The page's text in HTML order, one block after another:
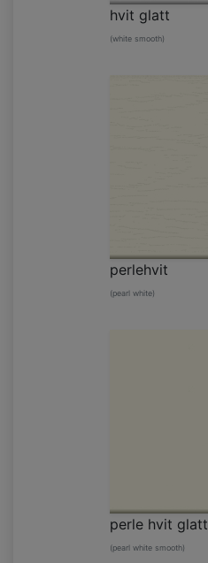
hvit glatt
(white smooth)
perlehvit
(pearl white)
perle hvit glatt
(pearl white smooth)